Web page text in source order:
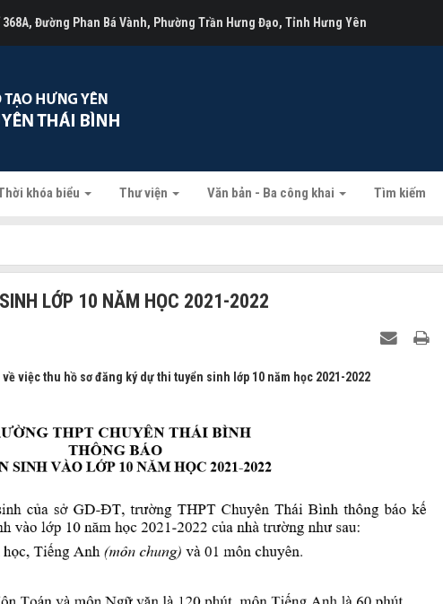
khóa biểu Thư viện Văn bản - Ba công khai Tìm kiếm
Đường Phan Bá Vành, Phường Trần Hưng Đạo, Tỉnh Hưng Yên
LỚP 10 NĂM HỌC 2021-2022
việc thu hồ sơ đăng ký dự thi tuyển sinh lớp 10 năm học 2021-2022